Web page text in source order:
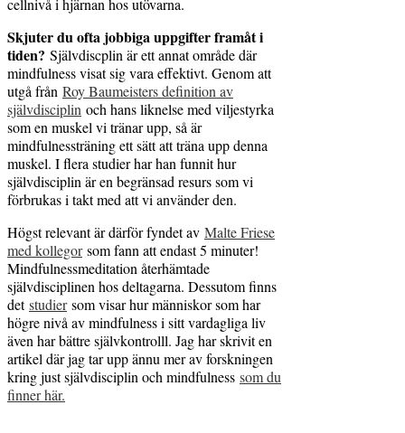
cellnivå i hjärnan hos utövarna.
Skjuter du ofta jobbiga uppgifter framåt i
tiden? Självdiscplin är ett annat område där
mindfulness visat sig vara effektivt. Genom att
utgå från Roy Baumeisters definition av
självdisciplin och hans liknelse med viljestyrka
som en muskel vi tränar upp, så är
mindfulnessträning ett sätt att träna upp denna
muskel. I flera studier har han funnit hur
självdisciplin är en begränsad resurs som vi
förbrukas i takt med att vi använder den.
Högst relevant är därför fyndet av Malte Friese
med kollegorsom fann att endast 5 minuter!
Mindfulnessmeditation återhämtade
självdisciplinen hos deltagarna. Dessutom finns
detstudiersom visar hur människor som har
högre nivå av mindfulness i sitt vardagliga liv
även har bättre självkontrolll. Jag har skrivit en
artikel där jag tar upp ännu mer av forskningen
kring just självdisciplin och mindfulness som du
finner här.